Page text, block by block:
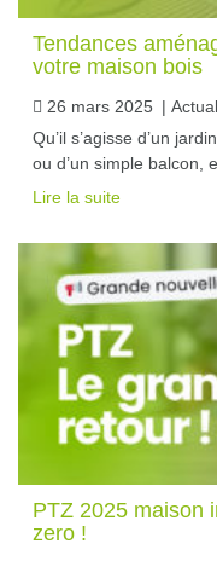
Tendances
votre maison bois
26 mars 2025 |
Qu’il s’agisse d’un
ou d’un simple balcon,
Lire la suite
PTZ 2025 maison
zero !